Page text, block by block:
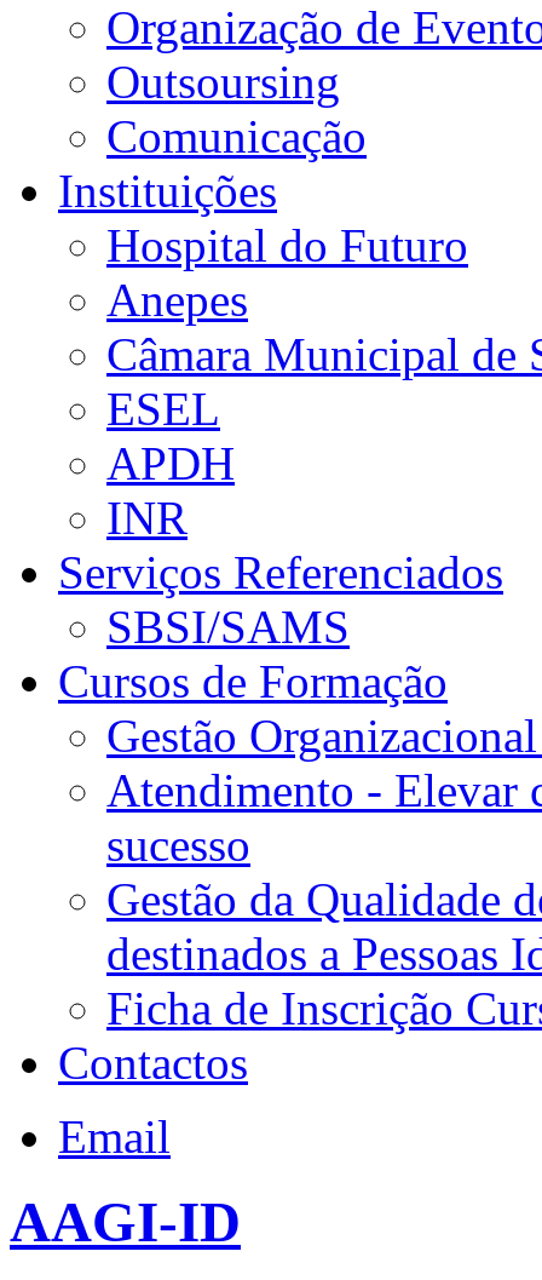
Organização de
Outsoursing
Comunicação
Instituições
Hospital do Futuro
Anepes
Câmara Municipal de
ESEL
APDH
INR
Serviços Referenciados
SBSI/SAMS
Cursos de Formação
Gestão
Atendimento - Elevar
sucesso
Gestão da Qualidade
destinados a Pessoas
Ficha de Inscrição
Contactos
Email
AAGI-ID